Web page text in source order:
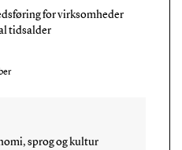
for virksomheder
tidsalder
sprog og kultur